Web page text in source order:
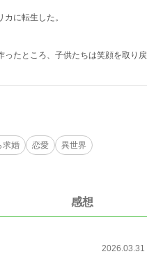
に転生した。
ったところ、子供たちは笑顔を取
求婚 恋愛 異世界
感想
2026.03.31